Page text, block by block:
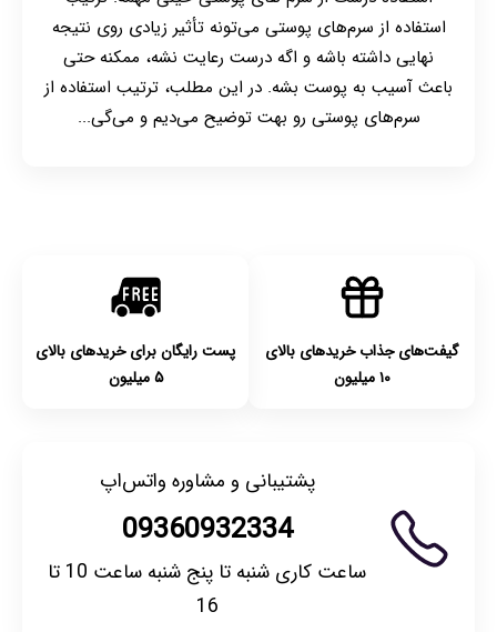
استفاده از سرم‌های پوستی می‌تونه تأثیر زیادی روی نتیجه
نهایی داشته باشه و اگه درست رعایت نشه، ممکنه حتی
باعث آسیب به پوست بشه. در این مطلب، ترتیب استفاده از
سرم‌های پوستی رو بهت توضیح می‌دیم و می‌گی...
گیفت‌های جذاب خریدهای بالای
۱۰ میلیون
پست رایگان برای خریدهای بالای
۵ میلیون
پشتیبانی و مشاوره واتس‌اپ
09360932334
ساعت کاری شنبه تا پنج شنبه ساعت 10 تا
16